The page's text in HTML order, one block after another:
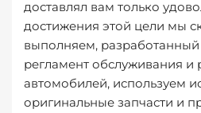
доставлял вам только
достижения этой цели мы
выполняем,
регламент обслуживания и
автомобилей, используем
оригинальные запчасти и